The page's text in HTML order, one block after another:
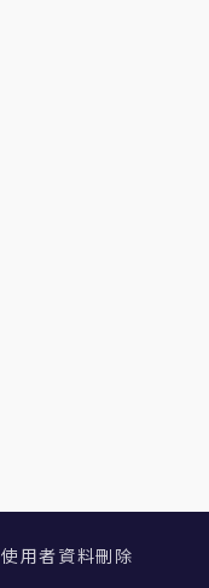
使用者資料刪除